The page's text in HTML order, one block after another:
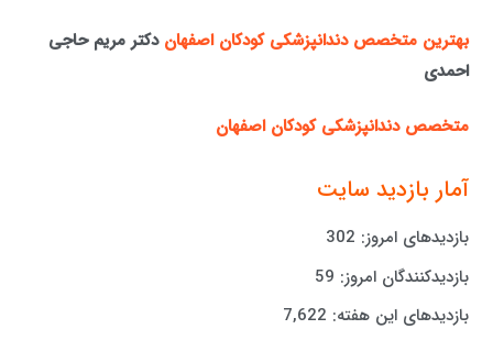
بهترین متخصص دندانپزشکی کودکان اصفهان دکتر مریم حاجی
احمدی
متخصص دندانپزشکی کودکان اصفهان
آمار بازدید سایت
بازدیدهای امروز: 302
بازدیدکنندگان امروز: 59
بازدیدهای این هفته: 7,622